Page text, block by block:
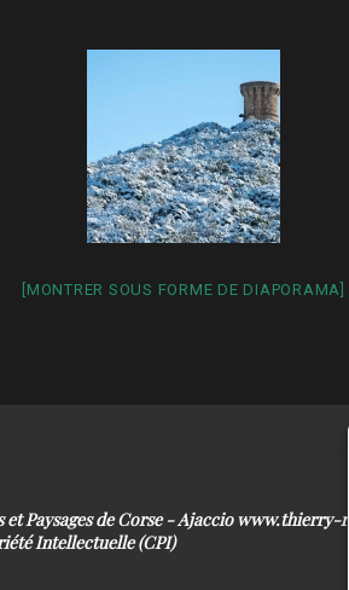
[MONTRER SOUS FORME DE DIAPORAMA]
Paysages de Corse - Ajaccio
Intellectuelle (CPI)